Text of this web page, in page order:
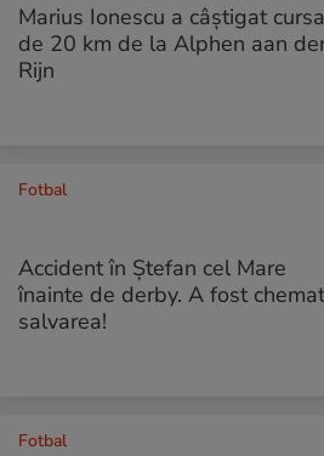
Marius Ionescu a câștigat cursa
de 20 km de la Alphen aan
Rijn
Fotbal
Accident în Ștefan cel Mare
înainte de derby. A fost
salvarea!
Fotbal